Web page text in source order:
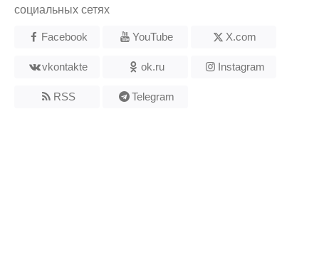
социальных сетях
Facebook YouTube X.com
vkontakte ok.ru Instagram
RSS Telegram